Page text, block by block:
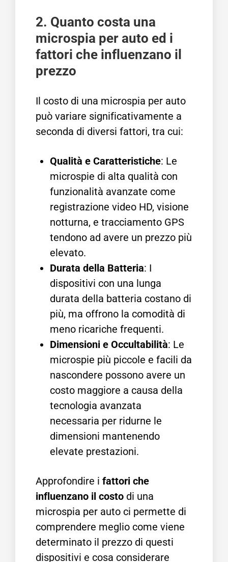
2. Quanto costa una
microspia per auto ed i
fattori che influenzano il
prezzo
Il costo di una microspia per auto
può variare significativamente a
seconda di diversi fattori, tra cui:
Qualità e Caratteristiche: Le
microspie di alta qualità con
funzionalità avanzate come
registrazione video HD, visione
notturna, e tracciamento GPS
tendono ad avere un prezzo più
elevato.
Durata della Batteria: I
dispositivi con una lunga
durata della batteria costano di
più, ma offrono la comodità di
meno ricariche frequenti.
Dimensioni e Occultabilità: Le
microspie più piccole e facili da
nascondere possono avere un
costo maggiore a causa della
tecnologia avanzata
necessaria per ridurne le
dimensioni mantenendo
elevate prestazioni.
Approfondire i fattori che
influenzano il costo di una
microspia per auto ci permette di
comprendere meglio come viene
determinato il prezzo di questi
dispositivi e cosa considerare